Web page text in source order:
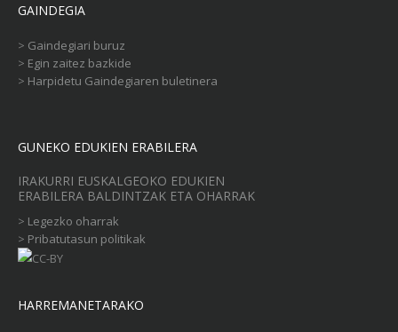
GAINDEGIA
> Gaindegiari buruz
> Egin zaitez bazkide
> Harpidetu Gaindegiaren buletinera
GUNEKO EDUKIEN ERABILERA
IRAKURRI EUSKALGEOKO EDUKIEN
ERABILERA BALDINTZAK ETA OHARRAK
> Legezko oharrak
> Pribatutasun politikak
HARREMANETARAKO